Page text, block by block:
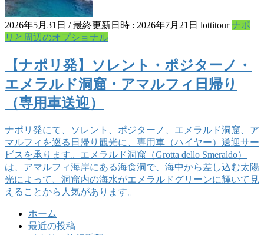
2026年5月31日 / 最終更新日時 : 2026年7月21日 lottitour ナポ
リと周辺のオプショナル
【ナポリ発】ソレント・ポジターノ・
エメラルド洞窟・アマルフィ日帰り
（専用車送迎）
ナポリ発にて、ソレント、ポジターノ、エメラルド洞窟、ア
マルフィを巡る日帰り観光に、専用車（ハイヤー）送迎サー
ビスを承ります。エメラルド洞窟（Grotta dello Smeraldo）
は、アマルフィ海岸にある海食洞で、海中から差し込む太陽
光によって、洞窟内の海水がエメラルドグリーンに輝いて見
えることから人気があります。
ホーム
最近の投稿